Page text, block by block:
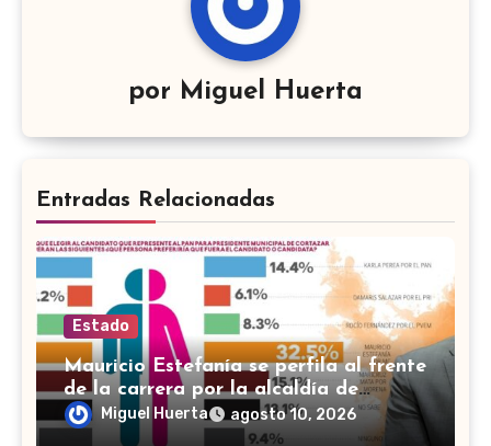
por Miguel Huerta
Entradas Relacionadas
Estado
Mauricio Estefanía se perfila al frente
de la carrera por la alcaldía de
Cortazar
Miguel Huerta agosto 10, 2026